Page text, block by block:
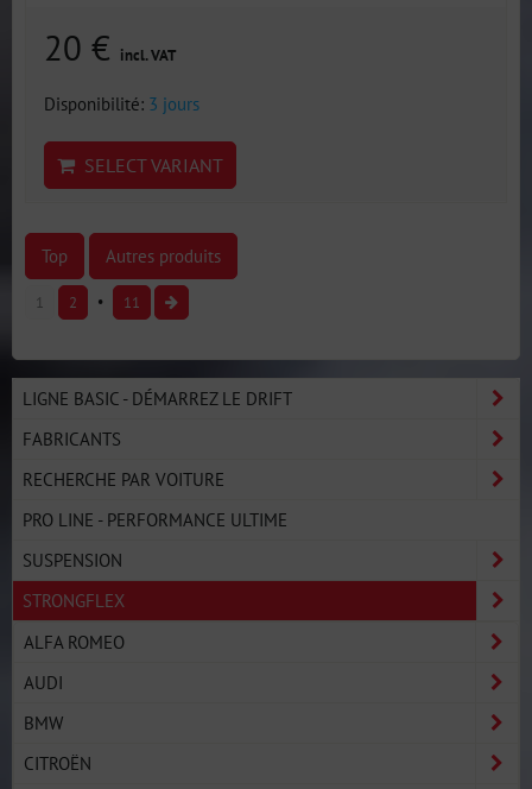
20 € incl. VAT
Disponibilité: 3 jours
SELECT VARIANT
Top Autres produits
1 2 11
LIGNE BASIC - DÉMARREZ LE DRIFT
FABRICANTS
RECHERCHE PAR VOITURE
PRO LINE - PERFORMANCE ULTIME
SUSPENSION
STRONGFLEX
ALFA ROMEO
AUDI
BMW
CITROËN